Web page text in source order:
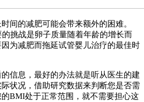
间的减肥可能会带来额外的困难。
挑战是卵子质量随着年龄的增长而
为减肥而拖延试管婴儿治疗的最佳时
信息，最好的办法就是听从医生的建
状况，借助研究数据来判断您是否需
BMI处于正常范围，就不需要担心这